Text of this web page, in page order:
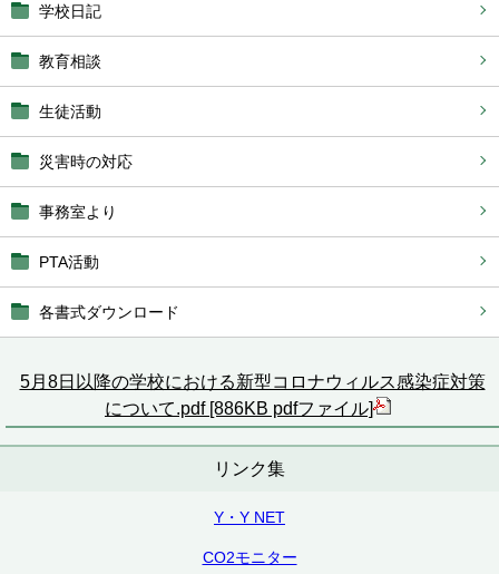
学校日記
教育相談
生徒活動
災害時の対応
事務室より
PTA活動
各書式ダウンロード
5月8日以降の学校における新型コロナウィルス感染症対策
について.pdf [886KB pdfファイル]
リンク集
Y・Y NET
CO2モニター